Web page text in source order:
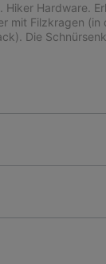
Hiker Hardware.
mit Filzkragen (in
Die